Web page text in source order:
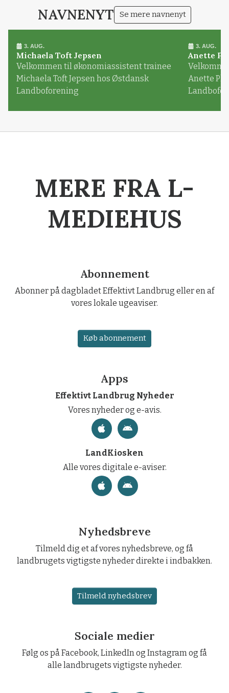
NAVNENYT Se mere navnenyt
3. AUG.
Michaela Toft Jepsen
Velkommen til økonomiassistent trainee
Michaela Toft Jepsen hos Østdansk
Landboforening
3. AUG.
Anette
Anette
MERE FRA L-
MEDIEHUS
Abonnement
Abonner på dagbladet Effektivt Landbrug eller en af
vores lokale ugeaviser.
Køb abonnement
Apps
Effektivt Landbrug Nyheder
Vores nyheder og e-avis.
LandKiosken
Alle vores digitale e-aviser.
Nyhedsbreve
Tilmeld dig et af vores nyhedsbreve, og få
landbrugets vigtigste nyheder direkte i indbakken.
Tilmeld nyhedsbrev
Sociale medier
Følg os på Facebook, LinkedIn og Instagram og få
alle landbrugets vigtigste nyheder.